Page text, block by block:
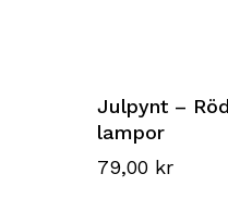
Julpynt –
lampor
79,00 kr